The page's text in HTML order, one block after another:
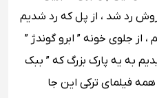
رد شد ، از پل که رد شدیم
از جلوی خونه ” ابرو گوندژ ”
به یه پارک بزرگ که ” ببک
فیلمای ترکی این جا